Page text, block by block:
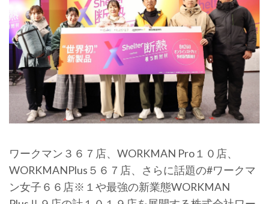
ワークマン３６７店、WORKMAN Pro１０店、
WORKMANPlus５６７店、さらに話題の#ワークマ
ン女子６６店※１や最強の新業態WORKMAN